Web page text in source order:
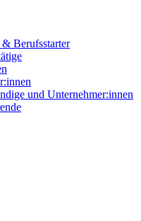
Berufsstarter
und Unternehmer:innen